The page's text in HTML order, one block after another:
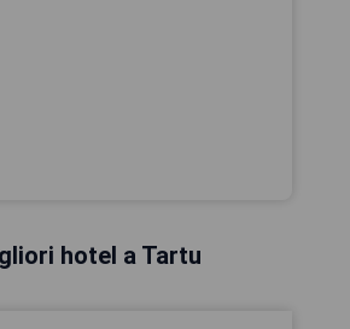
hotel a Tartu